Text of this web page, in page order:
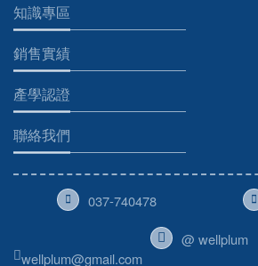
知識專區
銷售實績
產學認證
聯絡我們
037-740478
@ wellplum
wellplum@gmail.com